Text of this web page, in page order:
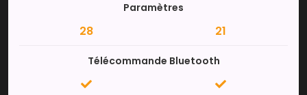
Paramètres
28 21
Télécommande Bluetooth